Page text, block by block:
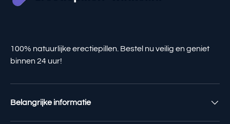
100% natuurlijke erectiepillen. Bestel nu veilig en geniet
binnen 24 uur!
Belangrijke informatie